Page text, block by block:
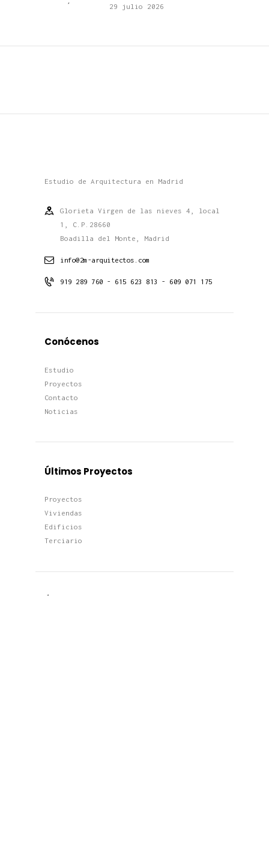
29 julio 2026
Estudio de Arquitectura en Madrid
Glorieta Virgen de las nieves 4, local
1, C.P.28660
Boadilla del Monte, Madrid
info@2m-arquitectos.com
919 289 760 - 615 623 813 - 609 071 175
Conócenos
Estudio
Proyectos
Contacto
Noticias
Últimos Proyectos
Proyectos
Viviendas
Edificios
Terciario